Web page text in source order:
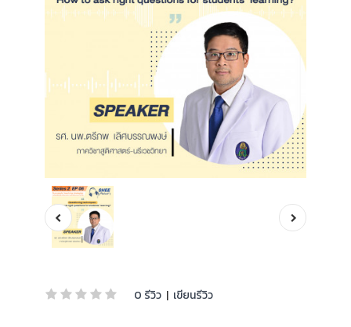
0 รีวิว | เขียนรีวิว